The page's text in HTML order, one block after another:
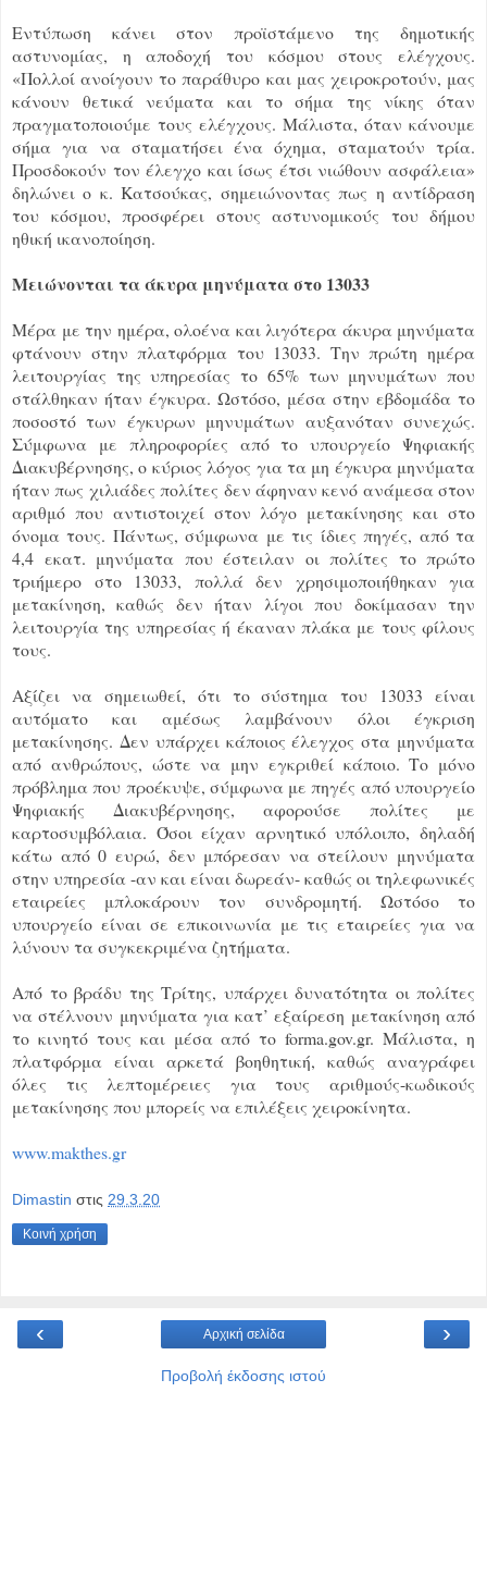
Εντύπωση κάνει στον προϊστάμενο της δημοτικής
αστυνομίας, η αποδοχή του κόσμου στους ελέγχους.
«Πολλοί ανοίγουν το παράθυρο και μας χειροκροτούν, μας
κάνουν θετικά νεύματα και το σήμα της νίκης όταν
πραγματοποιούμε τους ελέγχους. Μάλιστα, όταν κάνουμε
σήμα για να σταματήσει ένα όχημα, σταματούν τρία.
Προσδοκούν τον έλεγχο και ίσως έτσι νιώθουν ασφάλεια»
δηλώνει ο κ. Κατσούκας, σημειώνοντας πως η αντίδραση
του κόσμου, προσφέρει στους αστυνομικούς του δήμου
ηθική ικανοποίηση.
Μειώνονται τα άκυρα μηνύματα στο 13033
Μέρα με την ημέρα, ολοένα και λιγότερα άκυρα μηνύματα
φτάνουν στην πλατφόρμα του 13033. Την πρώτη ημέρα
λειτουργίας της υπηρεσίας το 65% των μηνυμάτων που
στάλθηκαν ήταν έγκυρα. Ωστόσο, μέσα στην εβδομάδα το
ποσοστό των έγκυρων μηνυμάτων αυξανόταν συνεχώς.
Σύμφωνα με πληροφορίες από το υπουργείο Ψηφιακής
Διακυβέρνησης, ο κύριος λόγος για τα μη έγκυρα μηνύματα
ήταν πως χιλιάδες πολίτες δεν άφηναν κενό ανάμεσα στον
αριθμό που αντιστοιχεί στον λόγο μετακίνησης και στο
όνομα τους. Πάντως, σύμφωνα με τις ίδιες πηγές, από τα
4,4 εκατ. μηνύματα που έστειλαν οι πολίτες το πρώτο
τριήμερο στο 13033, πολλά δεν χρησιμοποιήθηκαν για
μετακίνηση, καθώς δεν ήταν λίγοι που δοκίμασαν την
λειτουργία της υπηρεσίας ή έκαναν πλάκα με τους φίλους
τους.
Αξίζει να σημειωθεί, ότι το σύστημα του 13033 είναι
αυτόματο και αμέσως λαμβάνουν όλοι έγκριση
μετακίνησης. Δεν υπάρχει κάποιος έλεγχος στα μηνύματα
από ανθρώπους, ώστε να μην εγκριθεί κάποιο. Το μόνο
πρόβλημα που προέκυψε, σύμφωνα με πηγές από υπουργείο
Ψηφιακής Διακυβέρνησης, αφορούσε πολίτες με
καρτοσυμβόλαια. Όσοι είχαν αρνητικό υπόλοιπο, δηλαδή
κάτω από 0 ευρώ, δεν μπόρεσαν να στείλουν μηνύματα
στην υπηρεσία -αν και είναι δωρεάν- καθώς οι τηλεφωνικές
εταιρείες μπλοκάρουν τον συνδρομητή. Ωστόσο το
υπουργείο είναι σε επικοινωνία με τις εταιρείες για να
λύνουν τα συγκεκριμένα ζητήματα.
Από το βράδυ της Τρίτης, υπάρχει δυνατότητα οι πολίτες
να στέλνουν μηνύματα για κατ’ εξαίρεση μετακίνηση από
το κινητό τους και μέσα από το forma.gov.gr. Μάλιστα, η
πλατφόρμα είναι αρκετά βοηθητική, καθώς αναγράφει
όλες τις λεπτομέρειες για τους αριθμούς-κωδικούς
μετακίνησης που μπορείς να επιλέξεις χειροκίνητα.
www.makthes.gr
Dimastin στις 29.3.20
Κοινή χρήση
‹ ›
Αρχική σελίδα
Προβολή έκδοσης ιστού